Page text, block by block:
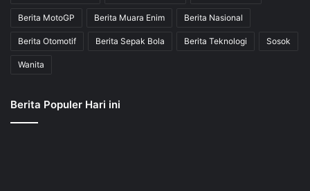
Berita MotoGP Berita Muara Enim Berita Nasional
Berita Otomotif Berita Sepak Bola Berita Teknologi Sosok
Wanita
Berita Populer Hari ini